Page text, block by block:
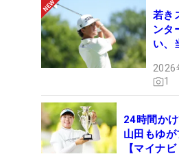
若き
ンタ
い、
2026
1
24時間か
山田もゆ
【マイナ